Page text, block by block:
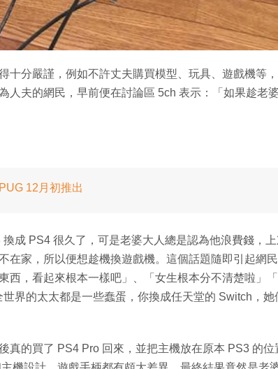
十分嚴謹，例如不許丈夫購買模型、玩具、遊戲機等
人夫的網民，早前便在討論區 5ch 表示：「如果趁老
12月初推出
成 PS4 很久了，可是老婆大人總是認為他浪費錢，
在家，所以便想趁機換遊戲機。這個話題隨即引起網
西，看起來根本一樣吧」、「女生根本分不清楚啦」
界的太太都是一些蠢蛋，你換成任天堂的 Switch，她
真的買了 PS4 Pro 回來，並把主機放在原本 PS3 的